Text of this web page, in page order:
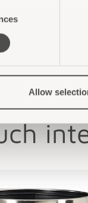
Allow